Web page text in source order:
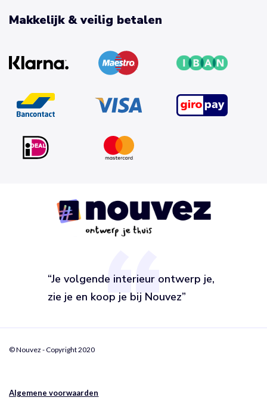
“Je volgende interieur ontwerp je,
zie je en koop je bij Nouvez”
Makkelijk & veilig betalen
© Nouvez - Copyright 2020
Algemene voorwaarden